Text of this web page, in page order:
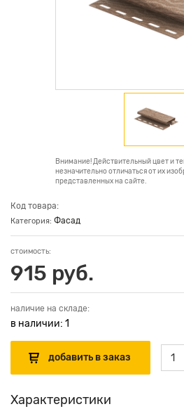
Внимание! Действительный цвет и
незначительно отличаться от их
представленных на сайте.
Код товара:
Категория: Фасад
стоимость:
915 руб.
наличие на складе:
в наличии: 1
Характеристики